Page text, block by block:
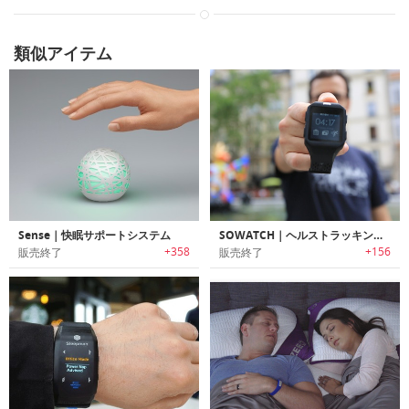
類似アイテム
Sense｜快眠サポートシステム
販売終了 +358
SOWATCH｜ヘルストラッキング機能搭載スマートウォッチ「ソーウォッチ 」
販売終了 +156